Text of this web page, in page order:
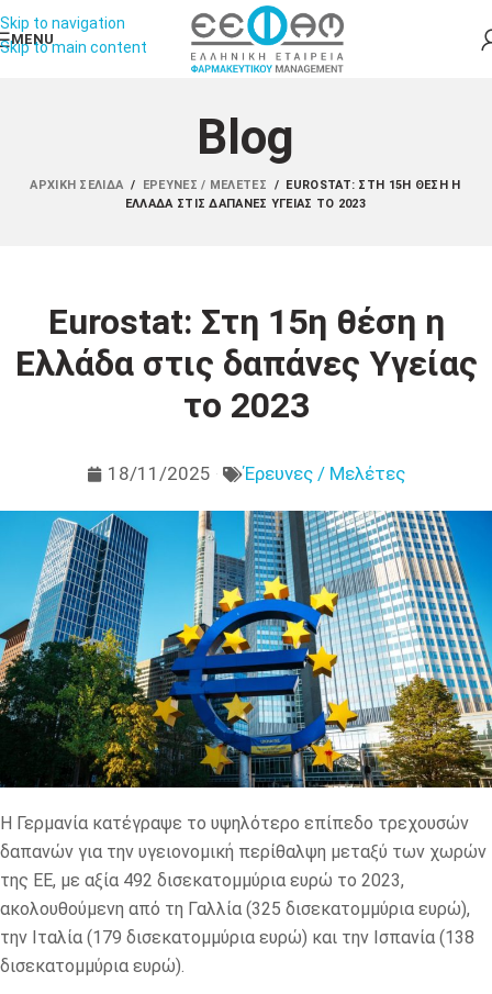
Skip to navigation
Skip to main content
MENU
Blog
ΑΡΧΙΚΉ ΣΕΛΊΔΑ / ΈΡΕΥΝΕΣ / ΜΕΛΈΤΕΣ / EUROSTAT: ΣΤΗ 15Η ΘΈΣΗ Η
ΕΛΛΆΔΑ ΣΤΙΣ ΔΑΠΆΝΕΣ ΥΓΕΊΑΣ ΤΟ 2023
Eurostat: Στη 15η θέση η
Ελλάδα στις δαπάνες Υγείας
το 2023
18/11/2025 Έρευνες / Μελέτες
Η Γερμανία κατέγραψε το υψηλότερο επίπεδο τρεχουσών
δαπανών για την υγειονομική περίθαλψη μεταξύ των χωρών
της ΕΕ, με αξία 492 δισεκατομμύρια ευρώ το 2023,
ακολουθούμενη από τη Γαλλία (325 δισεκατομμύρια ευρώ),
την Ιταλία (179 δισεκατομμύρια ευρώ) και την Ισπανία (138
δισεκατομμύρια ευρώ).